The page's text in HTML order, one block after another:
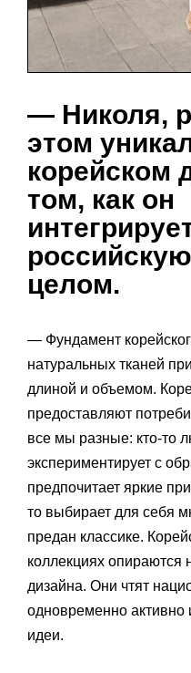
— Николя,
этом
корейском
том, как он
целом.
— Фундамент
натуральных тканей
длиной и объемом.
предоставляют
все мы разные: кто-то
экспериментирует с
предпочитает яркие
то выбирает для себя
предан классике.
коллекциях
дизайна. Они чтят
одновременно активно
идеи.